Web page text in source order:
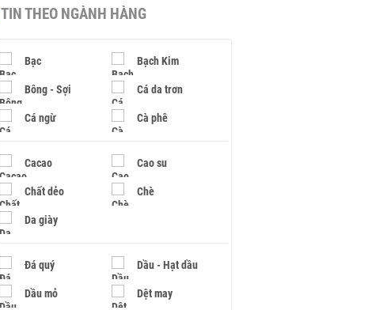
TIN THEO NGÀNH HÀNG
Bạc Bạch Kim
Bông - Sợi Cá da trơn
Cá ngừ Cà phê
Cacao Cao su
Chất dẻo Chè
Da giày
Đá quý Dầu - Hạt dầu
Dầu mỏ Dệt may